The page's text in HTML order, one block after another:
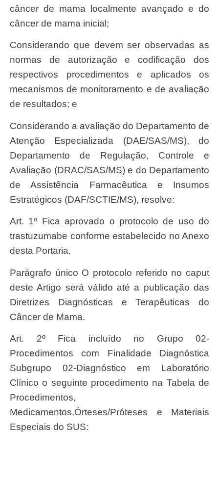
câncer de mama localmente avançado e do
câncer de mama inicial;
Considerando que devem ser observadas as
normas de autorização e codificação dos
respectivos procedimentos e aplicados os
mecanismos de monitoramento e de avaliação
de resultados; e
Considerando a avaliação do Departamento de
Atenção Especializada (DAE/SAS/MS), do
Departamento de Regulação, Controle e
Avaliação (DRAC/SAS/MS) e do Departamento
de Assistência Farmacêutica e Insumos
Estratégicos (DAF/SCTIE/MS), resolve:
Art. 1º Fica aprovado o protocolo de uso do
trastuzumabe conforme estabelecido no Anexo
desta Portaria.
Parágrafo único O protocolo referido no caput
deste Artigo será válido até a publicação das
Diretrizes Diagnósticas e Terapêuticas do
Câncer de Mama.
Art. 2º Fica incluído no Grupo 02-
Procedimentos com Finalidade Diagnóstica
Subgrupo 02-Diagnóstico em Laboratório
Clínico o seguinte procedimento na Tabela de
Procedimentos,
Medicamentos,Órteses/Próteses e Materiais
Especiais do SUS: